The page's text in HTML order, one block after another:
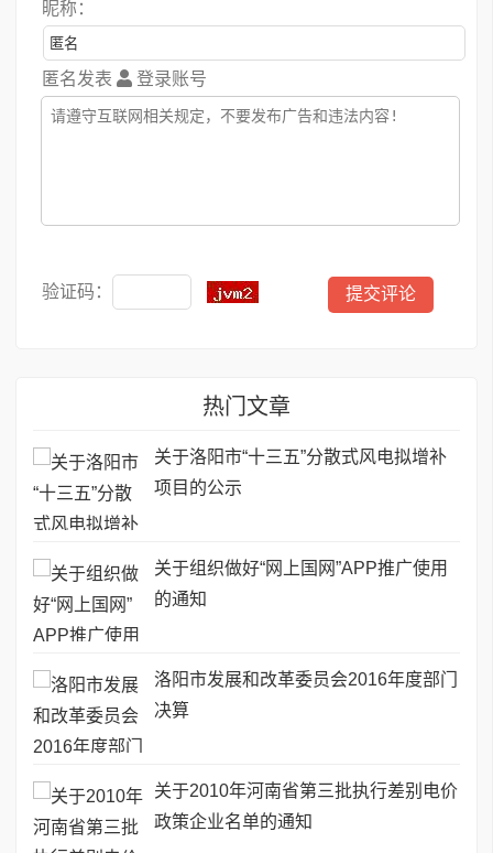
昵称：
匿名发表 登录账号
验证码：
热门文章
关于洛阳市“十三五”分散式风电拟增补
项目的公示
关于组织做好“网上国网”APP推广使用
的通知
洛阳市发展和改革委员会2016年度部门
决算
关于2010年河南省第三批执行差别电价
政策企业名单的通知